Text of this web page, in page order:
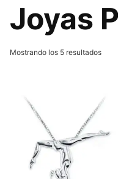
Joyas
Mostrando los 5 resultados